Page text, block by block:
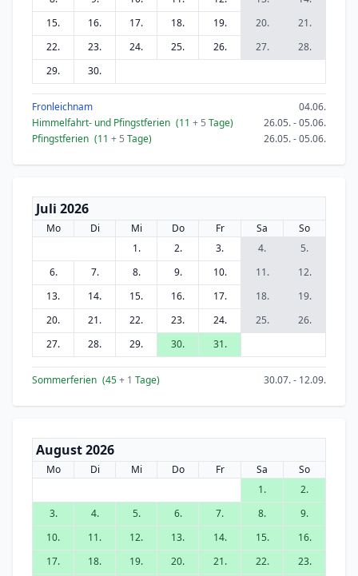
15.
16. 17. 18. 19. 20.
21.
22.
23. 24. 25. 26. 27.
28.
29.
30.
Fronleichnam
04.06.
Himmelfahrt- und Pfingstferien (11 + 5 Tage)
26.05. - 05.06.
Pfingstferien (11 + 5 Tage) 26.05. - 05.06.
Juli 2026
Mo Di Mi Do Fr Sa
So
1.
2. 3. 4.
5.
6.
7. 8. 9. 10. 11.
12.
13.
14. 15. 16. 17. 18.
19.
20.
21. 22. 23. 24. 25.
26.
27.
28. 29. 30. 31.
Sommerferien (45+ 1 Tage) 30.07. - 12.09.
August 2026
Mo Di Mi Do Fr Sa
So
1.
2.
3.
4. 5. 6. 7. 8.
9.
10.
11. 12. 13. 14. 15.
16.
17.
18. 19. 20. 21. 22.
23.